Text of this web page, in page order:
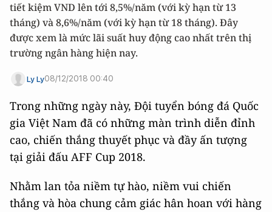
tiết kiệm VND lên tới 8,5%/năm (với kỳ hạn từ 13
tháng) và 8,6%/năm (với kỳ hạn từ 18 tháng). Đây
được xem là mức lãi suất huy động cao nhất trên thị
trường ngân hàng hiện nay.
Ly Ly08/12/2018 00:40
Trong những ngày này, Đội tuyển bóng đá Quốc
gia Việt Nam đã có những màn trình diễn đỉnh
cao, chiến thắng thuyết phục và đầy ấn tượng
tại giải đấu AFF Cup 2018.
Nhằm lan tỏa niềm tự hào, niềm vui chiến
thắng và hòa chung cảm giác hân hoan với hàng